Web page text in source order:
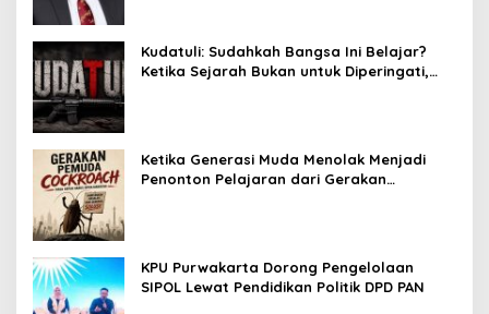
Kudatuli: Sudahkah Bangsa Ini Belajar?
Ketika Sejarah Bukan untuk Diperingati,
Ketika Generasi Muda Menolak Menjadi
Penonton Pelajaran dari Gerakan
KPU Purwakarta Dorong Pengelolaan
SIPOL Lewat Pendidikan Politik DPD PAN